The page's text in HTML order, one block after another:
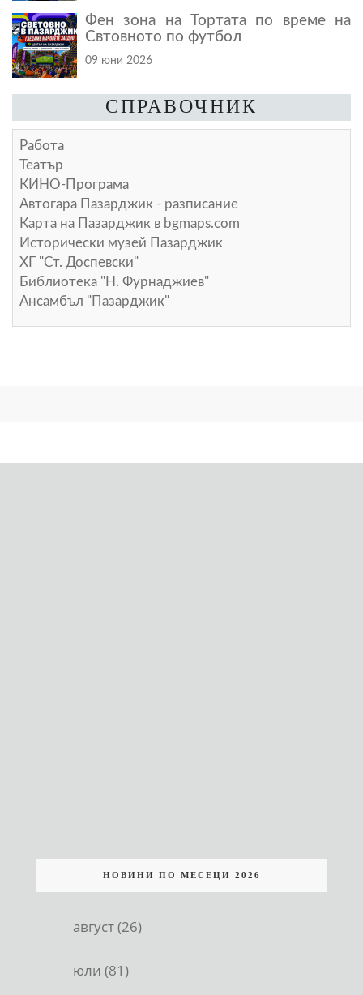
Фен зона на Тортата по време на
Свтовното по футбол
09 юни 2026
СПРАВОЧНИК
Работа
Театър
КИНО-Програма
Автогара Пазарджик - разписание
Карта на Пазарджик в bgmaps.com
Исторически музей Пазарджик
ХГ "Ст. Доспевски"
Библиотека "Н. Фурнаджиев"
Ансамбъл "Пазарджик"
НОВИНИ ПО МЕСЕЦИ 2026
август (26)
юли (81)